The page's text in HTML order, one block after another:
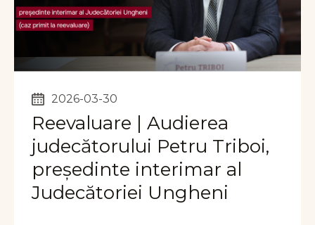
2026-03-30
Reevaluare | Audierea
judecătorului Petru Triboi,
președinte interimar al
Judecătoriei Ungheni